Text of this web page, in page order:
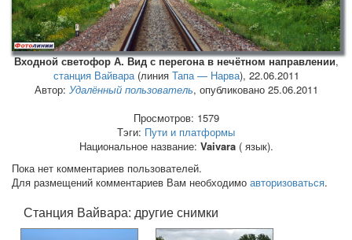
Входной светофор А. Вид с перегона в нечётном направлении,
станция Вайвара (линия Тапа — Нарва), 22.06.2011
Автор: Удалённый пользователь, опубликовано 25.06.2011
Просмотров: 1579
Тэги: Пути и платформы
Национальное название: Vaivara( язык).
Пока нет комментариев пользователей.
Для размещений комментариев Вам необходимо авторизоваться.
Станция Вайвара: другие снимки